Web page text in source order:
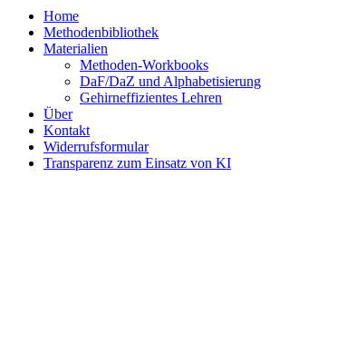
Home
Methodenbibliothek
Materialien
Methoden-Workbooks
DaF/DaZ und Alphabetisierung
Gehirneffizientes Lehren
Über
Kontakt
Widerrufsformular
Transparenz zum Einsatz von KI